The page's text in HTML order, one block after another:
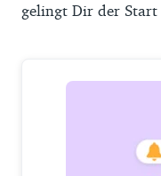
gelingt Dir der Start